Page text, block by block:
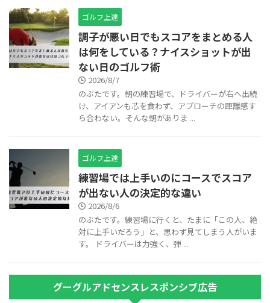
ゴルフ上達
調子が悪い日でもスコアをまとめる人
は何をしている？ナイスショットが出
ない日のゴルフ術
2026/8/7
のぶたです。朝の練習場で、ドライバーが右へ出続
け、アイアンも芯を食わず、アプローチの距離感す
ら合わない。そんな朝がありま ...
ゴルフ上達
練習場では上手いのにコースでスコア
が出ない人の決定的な違い
2026/8/6
のぶたです。練習場に行くと、たまに「この人、絶
対に上手いだろう」と、思わず見てしまう人がいま
す。 ドライバーは力強く、弾 ...
グーグルアドセンスレスポンシブ広告